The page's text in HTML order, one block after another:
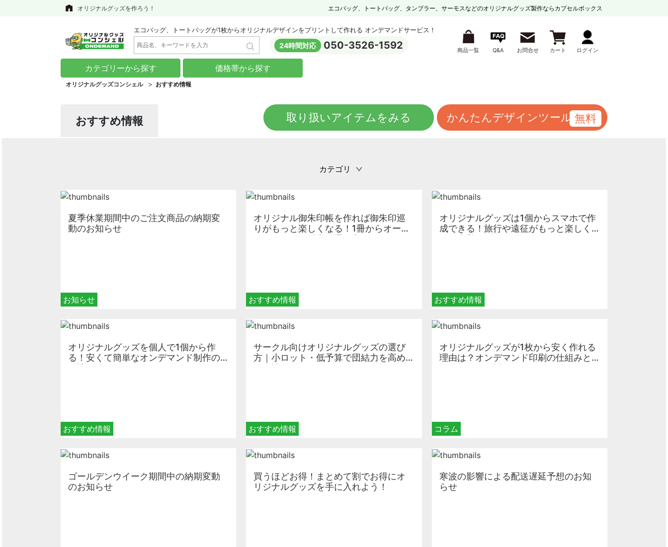
オリジナルグッズを作ろう！ エコバッグ、トートバッグ、タンブラー、サーモスなどのオリジナルグッズ製作ならカプセルボックス
エコバッグ、トートバッグが1枚からオリジナルデザインをプリントして作れる オンデマンドサービス！
24時間対応 050-3526-1592 商品一覧 Q&A お問合せ カート ログイン
カテゴリーから探す 価格帯から探す
オリジナルグッズコンシェル おすすめ情報
おすすめ情報 取り扱いアイテムをみる かんたんデザインツール
カテゴリ
お知らせ
夏季休業期間中のご注文商品の納期変
動のお知らせ
おすすめ情報
オリジナル御朱印帳を作れば御朱印巡
りがもっと楽しくなる！1冊からオーダ
ーメイドする魅力と選び方
おすすめ情報
オリジナルグッズは1個からスマホで作
成できる！旅行や遠征がもっと楽しく
なる巾着＆ポーチ活用術
おすすめ情報
オリジナルグッズを個人で1個から作
る！安くて簡単なオンデマンド制作の
秘訣
おすすめ情報
サークル向けオリジナルグッズの選び
方｜小ロット・低予算で団結力を高め
る秘訣
コラム
オリジナルグッズが1枚から安く作れる
理由は？オンデマンド印刷の仕組みと
メリットを解説
ゴールデンウイーク期間中の納期変動
のお知らせ
買うほどお得！まとめて割でお得にオ
リジナルグッズを手に入れよう！
寒波の影響による配送遅延予想のお知
らせ